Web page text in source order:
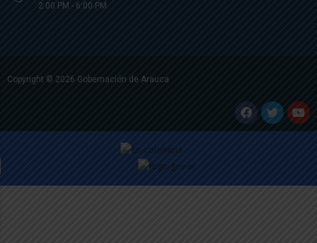
2:00 PM - 6:00 PM.
Copyright © 2026 Gobernación de Arauca